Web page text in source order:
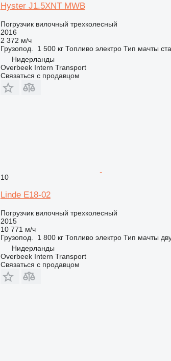
Hyster J1.5XNT MWB
Погрузчик вилочный трехколесный
2016
2 372 м/ч
Грузопод.
1 500 кг Топливо электро Тип мачты
Нидерланды
Overbeek Intern Transport
Связаться с продавцом
10
Linde E18-02
Погрузчик вилочный трехколесный
2015
10 771 м/ч
Грузопод.
1 800 кг Топливо электро Тип мачты
Нидерланды
Overbeek Intern Transport
Связаться с продавцом